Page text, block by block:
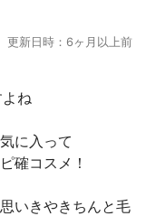
更新日時：6ヶ月以上前
ね
に入って
確コスメ！
いきやきちんと毛